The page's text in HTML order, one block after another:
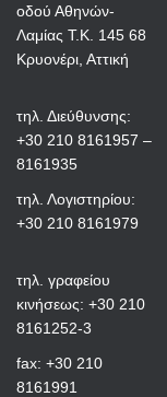
οδού Αθηνών-
Λαμίας Τ.Κ. 145 68
Κρυονέρι, Αττική
τηλ. Διεύθυνσης:
+30 210 8161957 –
8161935
τηλ. Λογιστηρίου:
+30 210 8161979
τηλ. γραφείου
κινήσεως: +30 210
8161252-3
fax: +30 210
8161991